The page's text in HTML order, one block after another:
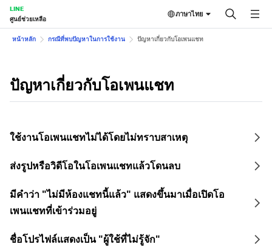
LINE
ศูนย์ช่วยเหลือ
ภาษาไทย
หน้าหลัก กรณีที่พบปัญหาในการใช้งาน ปัญหาเกี่ยวกับโอเพนแชท
ปัญหาเกี่ยวกับโอเพนแชท
ใช้งานโอเพนแชทไม่ได้โดยไม่ทราบสาเหตุ
ส่งรูปหรือวิดีโอในโอเพนแชทแล้วโดนลบ
มีคำว่า "ไม่มีห้องแชทนี้แล้ว" แสดงขึ้นมาเมื่อเปิดโอ
เพนแชทที่เข้าร่วมอยู่
ชื่อโปรไฟล์แสดงเป็น "ผู้ใช้ที่ไม่รู้จัก"